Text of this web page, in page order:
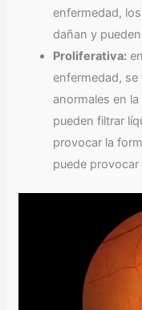
enfermedad,
dañan y
Proliferativa:
enfermedad,
anormales en
pueden filtrar
provocar la
puede provocar